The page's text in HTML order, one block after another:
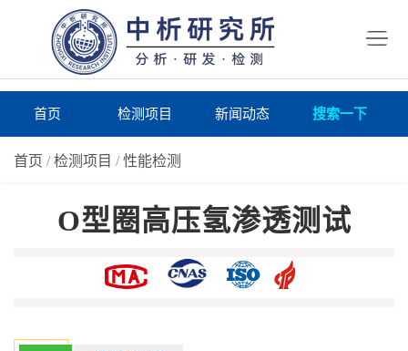
首页 检测项目 新闻动态 搜索一下
首页 /检测项目 /性能检测
O型圈高压氢渗透测试